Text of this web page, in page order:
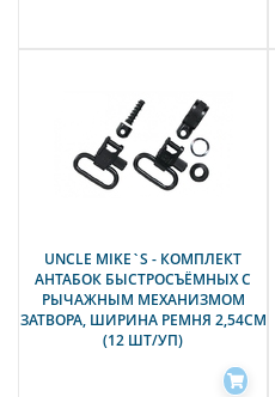
UNCLE MIKE`S - КОМПЛЕКТ
АНТАБОК БЫСТРОСЪЁМНЫХ С
РЫЧАЖНЫМ МЕХАНИЗМОМ
ЗАТВОРА, ШИРИНА РЕМНЯ 2,54СМ
(12 ШТ/УП)